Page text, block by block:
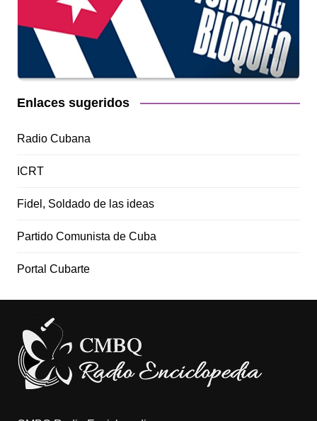
Enlaces sugeridos
Radio Cubana
ICRT
Fidel, Soldado de las ideas
Partido Comunista de Cuba
Portal Cubarte